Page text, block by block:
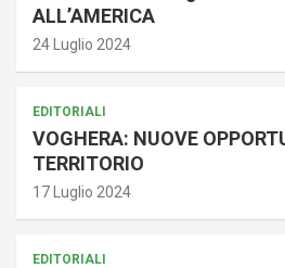
ALL’AMERICA
24 Luglio 2024
EDITORIALI
VOGHERA: NUOVE
TERRITORIO
17 Luglio 2024
EDITORIALI